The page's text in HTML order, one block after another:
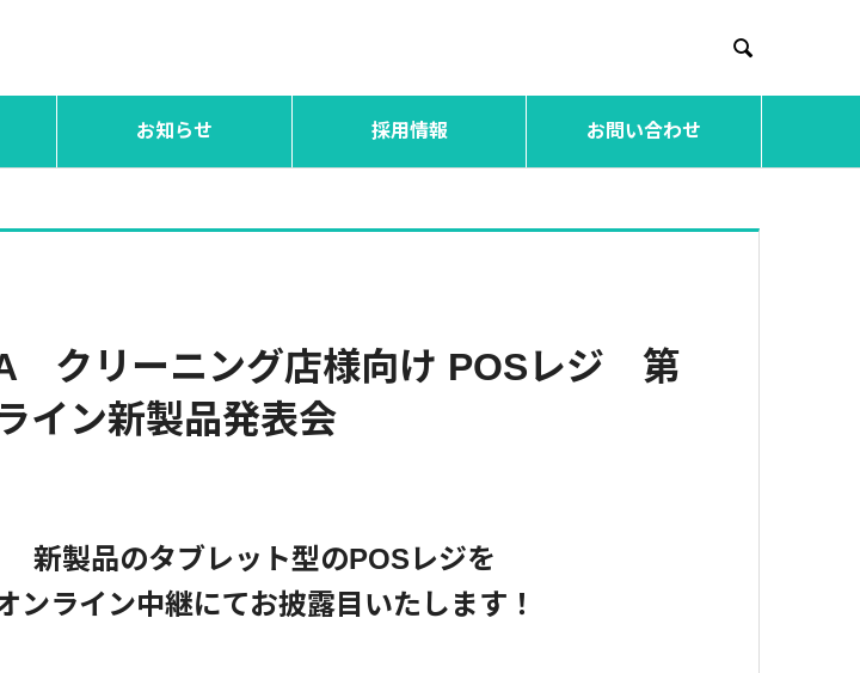

お知らせ 採用情報 お問い合わせ
クリーニング店様向け POSレジ 第
イン新製品発表会
新製品のタブレット型のPOSレジを
ンライン中継にてお披露目いたします！